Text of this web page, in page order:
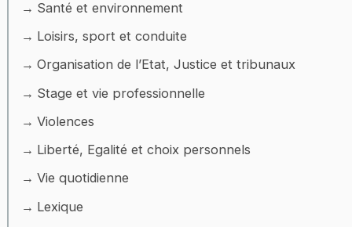
Santé et environnement
Loisirs, sport et conduite
Organisation de l’Etat, Justice et tribunaux
Stage et vie professionnelle
Violences
Liberté, Egalité et choix personnels
Vie quotidienne
Lexique